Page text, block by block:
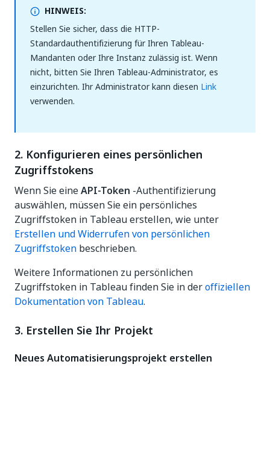
HINWEIS:
Stellen Sie sicher, dass die HTTP-
Standardauthentifizierung für Ihren Tableau-
Mandanten oder Ihre Instanz zulässig ist. Wenn
nicht, bitten Sie Ihren Tableau-Administrator, es
einzurichten. Ihr Administrator kann diesen Link
verwenden.
2. Konfigurieren eines persönlichen
Zugriffstokens
Wenn Sie eineAPI-Token -Authentifizierung
auswählen, müssen Sie ein persönliches
Zugriffstoken in Tableau erstellen, wie unter
Erstellen und Widerrufen von persönlichen
Zugriffstoken beschrieben.
Weitere Informationen zu persönlichen
Zugriffstoken in Tableau finden Sie in deroffiziellen
Dokumentation von Tableau.
3. Erstellen Sie Ihr Projekt
Neues Automatisierungsprojekt erstellen